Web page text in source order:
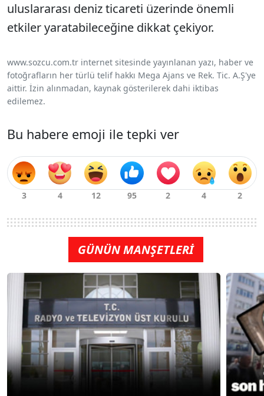
uluslararası deniz ticareti üzerinde önemli
etkiler yaratabileceğine dikkat çekiyor.
www.sozcu.com.tr internet sitesinde yayınlanan yazı, haber ve
fotoğrafların her türlü telif hakkı Mega Ajans ve Rek. Tic. A.Ş'ye
aittir. İzin alınmadan, kaynak gösterilerek dahi iktibas
edilemez.
Bu habere emoji ile tepki ver
GÜNÜN MANŞETLERİ